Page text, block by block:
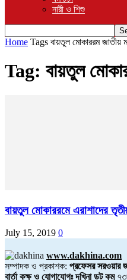
নারী ও শিশু
Home Tags বায়তুল মোকাররম জাতীয়
Tag: বায়তুল
বায়তুল মোকাররমে এরাশাদের
July 15, 2019 0
www.dakhina.com
সম্পাদক ও প্রকাশক: প্রফেসর সরওয়ার
বার্তা কক্ষ ও যোগাযোগঃ দখিনা ডট কম